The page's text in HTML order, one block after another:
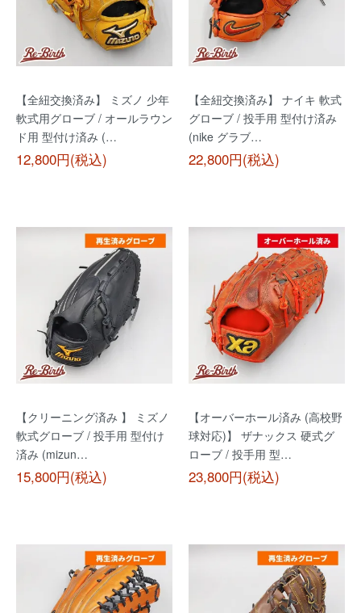
【全紐交換済み】 ミズノ 少年
軟式用グローブ / オールラウン
ド用 型付け済み (…
12,800円(税込)
【全紐交換済み】 ナイキ 軟式
グローブ / 投手用 型付け済み
(nike グラブ…
22,800円(税込)
【クリーニング済み 】 ミズノ
軟式グローブ / 投手用 型付け
済み (mizun…
15,800円(税込)
【オーバーホール済み (高校野
球対応)】 ザナックス 硬式グ
ローブ / 投手用 型…
23,800円(税込)